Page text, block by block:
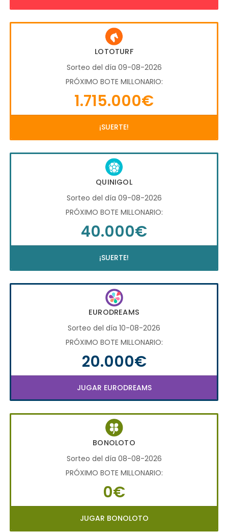
LOTOTURF
Sorteo del día 09-08-2026
PRÓXIMO BOTE MILLONARIO:
1.715.000€
¡SUERTE!
QUINIGOL
Sorteo del día 09-08-2026
PRÓXIMO BOTE MILLONARIO:
40.000€
¡SUERTE!
EURODREAMS
Sorteo del día 10-08-2026
PRÓXIMO BOTE MILLONARIO:
20.000€
JUGAR EURODREAMS
BONOLOTO
Sorteo del día 08-08-2026
PRÓXIMO BOTE MILLONARIO:
0€
JUGAR BONOLOTO